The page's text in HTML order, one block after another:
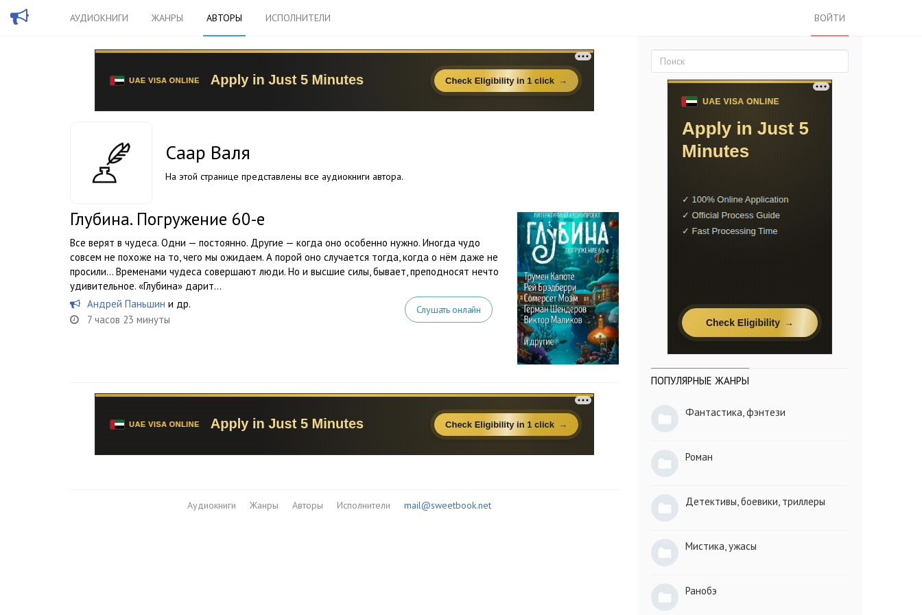
АУДИОКНИГИ ЖАНРЫ АВТОРЫ ИСПОЛНИТЕЛИ ВОЙТИ
Саар Валя
На этой странице представлены все аудиокниги автора.
Глубина. Погружение 60-е
Все верят в чудеса. Одни — постоянно. Другие — когда оно особенно нужно. Иногда чудо
совсем не похоже на то, чего мы ожидаем. А порой оно случается тогда, когда о нём даже не
просили… Временами чудеса совершают люди. Но и высшие силы, бывает, преподносят нечто
удивительное. «Глубина» дарит...
Андрей Паньшин и др.
7 часов 23 минуты
Слушать онлайн
Аудиокниги Жанры Авторы Исполнители mail@sweetbook.net
ПОПУЛЯРНЫЕ ЖАНРЫ
Фантастика, фэнтези
Роман
Детективы, боевики, триллеры
Мистика, ужасы
Ранобэ